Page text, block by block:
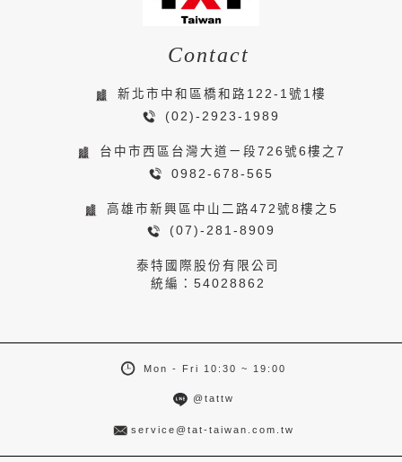
Contact
新北市中和區橋和路122-1號1樓
(02)-2923-1989
台中市西區台灣大道ㄧ段726號6樓之7
0982-678-565
高雄市新興區中山二路472號8樓之5
(07)-281-8909
泰特國際股份有限公司
統編：54028862
Mon - Fri 10:30 ~ 19:00
@tattw
service@tat-taiwan.com.tw